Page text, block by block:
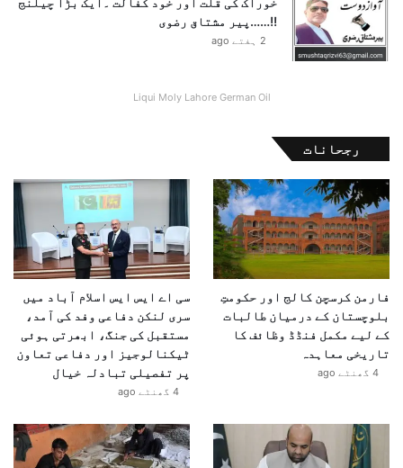
!!……پیر مشتاق رضوی
2 ہفتے ago
Liqui Moly Lahore German Oil
رجحانات
فارمن کرسچن کالج اور حکومتِ
بلوچستان کے درمیان طالبات
کے لیے مکمل فنڈڈ وظائف کا
تاریخی معاہدہ
4 گھنٹے ago
سی اے ایس ایس اسلام آباد میں
سری لنکن دفاعی وفد کی آمد،
مستقبل کی جنگ، ابھرتی ہوئی
ٹیکنالوجیز اور دفاعی تعاون
پر تفصیلی تبادلہ خیال
4 گھنٹے ago